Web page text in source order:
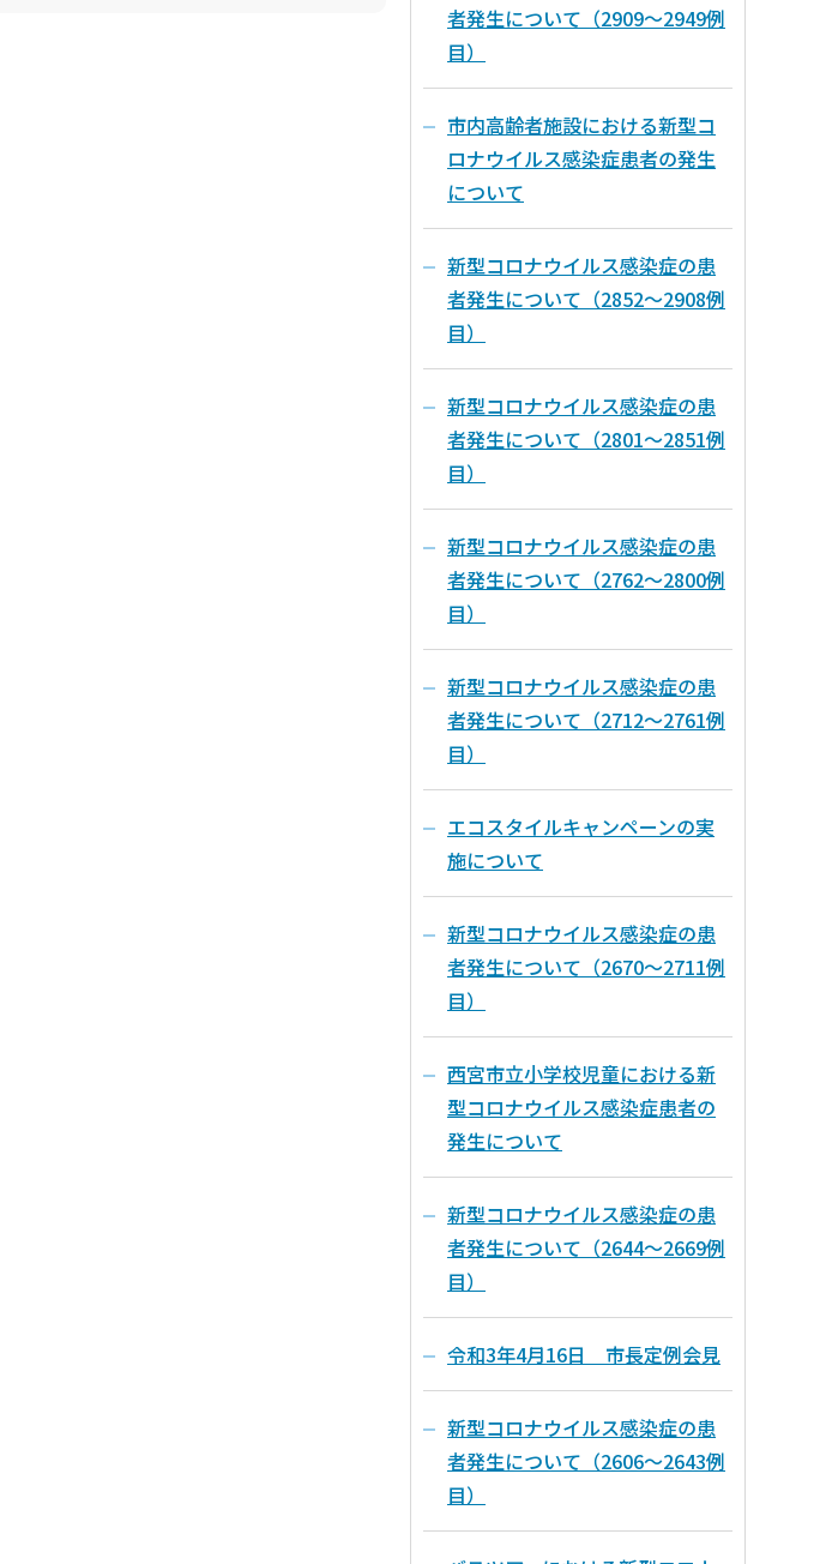
者発生について（2909～2949例
目）
市内高齢者施設における新型コ
ロナウイルス感染症患者の発生
について
新型コロナウイルス感染症の患
者発生について（2852～2908例
目）
新型コロナウイルス感染症の患
者発生について（2801～2851例
目）
新型コロナウイルス感染症の患
者発生について（2762～2800例
目）
新型コロナウイルス感染症の患
者発生について（2712～2761例
目）
エコスタイルキャンペーンの実
施について
新型コロナウイルス感染症の患
者発生について（2670～2711例
目）
西宮市立小学校児童における新
型コロナウイルス感染症患者の
発生について
新型コロナウイルス感染症の患
者発生について（2644～2669例
目）
令和3年4月16日 市長定例会見
新型コロナウイルス感染症の患
者発生について（2606～2643例
目）